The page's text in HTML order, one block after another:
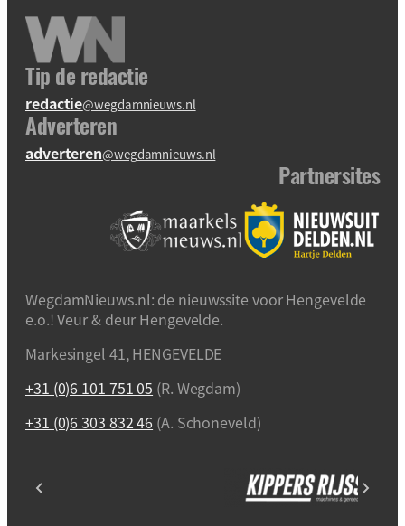
Tip de redactie
redactie@wegdamnieuws.nl
Adverteren
adverteren@wegdamnieuws.nl
Partnersites
WegdamNieuws.nl: de nieuwssite voor Hengevelde
e.o.! Veur & deur Hengevelde.
Markesingel 41, HENGEVELDE
+31 (0)6 101 751 05 (R. Wegdam)
+31 (0)6 303 832 46 (A. Schoneveld)